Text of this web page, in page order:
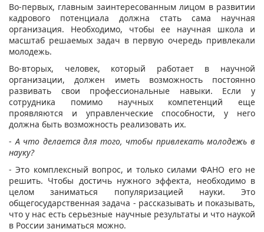
Во-первых, главным заинтересованным лицом в развитии
кадрового потенциала должна стать сама научная
организация. Необходимо, чтобы ее научная школа и
масштаб решаемых задач в первую очередь привлекали
молодежь.
Во-вторых, человек, который работает в научной
организации, должен иметь возможность постоянно
развивать свои профессиональные навыки. Если у
сотрудника помимо научных компетенций еще
проявляются и управленческие способности, у него
должна быть возможность реализовать их.
-А что делается для того, чтобы привлекать молодежь в
науку?
- Это комплексный вопрос, и только силами ФАНО его не
решить. Чтобы достичь нужного эффекта, необходимо в
целом заниматься популяризацией науки. Это
общегосударственная задача - рассказывать и показывать,
что у нас есть серьезные научные результаты и что наукой
в России заниматься можно.